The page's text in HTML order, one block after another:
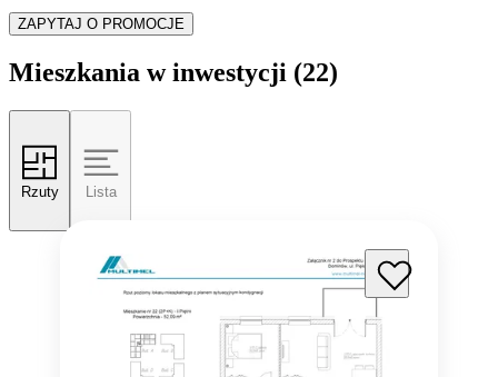
ZAPYTAJ O PROMOCJE
Mieszkania w inwestycji (22)
Rzuty Lista